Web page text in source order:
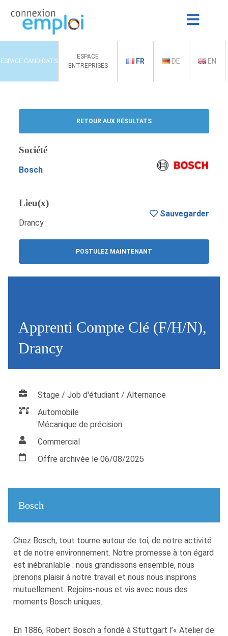
ESPACE CANDIDATS
ESPACE
ENTREPRISES
FR DE EN
RETOUR AUX RÉSULTATS
Société
Bosch
Lieu(x)
Drancy
POSTULEZ MAINTENANT
Sauvegarder
Apprenti Compte Clé (F/H/N),
Drancy
Stage / Job d'étudiant / Alternance
Automobile
Mécanique de précision
Commercial
Offre archivée le 06/08/2025
Bosch
Chez Bosch, tout tourne autour de toi, de notre activité
et de notre environnement. Notre promesse à ton égard
est inébranlable : nous grandissons ensemble, nous
prenons plaisir à notre travail et nous nous inspirons
mutuellement. Rejoins-nous et vis avec nous des
moments Bosch uniques.
En 1886, Robert Bosch a fondé à Stuttgart l’« Atelier de